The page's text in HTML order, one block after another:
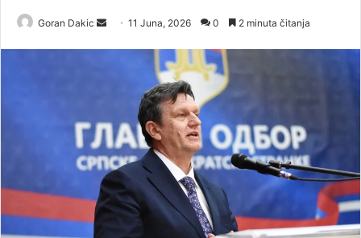
Goran Dakic
m
a
i
l
11 Juna, 2026 0 2 minuta čitanja